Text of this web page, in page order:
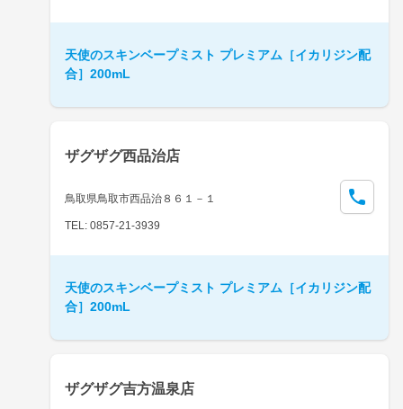
天使のスキンベープミスト プレミアム［イカリジン配
合］200mL
ザグザグ西品治店
鳥取県鳥取市西品治８６１－１
TEL: 0857-21-3939
天使のスキンベープミスト プレミアム［イカリジン配
合］200mL
ザグザグ吉方温泉店